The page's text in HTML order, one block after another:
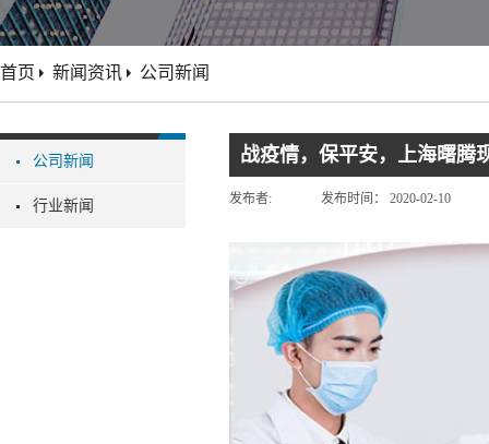
公司新闻
行业新闻
首页 新闻资讯 公司新闻
战疫情，保平安，上海曙腾
发布者: 发布时间： 2020-02-10